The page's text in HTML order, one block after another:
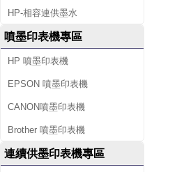
HP-相容連供墨水
噴墨印表機專區
HP 噴墨印表機
EPSON 噴墨印表機
CANON噴墨印表機
Brother 噴墨印表機
連續供墨印表機專區